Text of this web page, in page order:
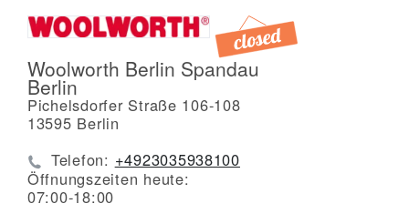
Woolworth Berlin Spandau
Berlin
Pichelsdorfer Straße 106-108
13595 Berlin
Telefon: +4923035938100
Öffnungszeiten heute:
07:00-18:00